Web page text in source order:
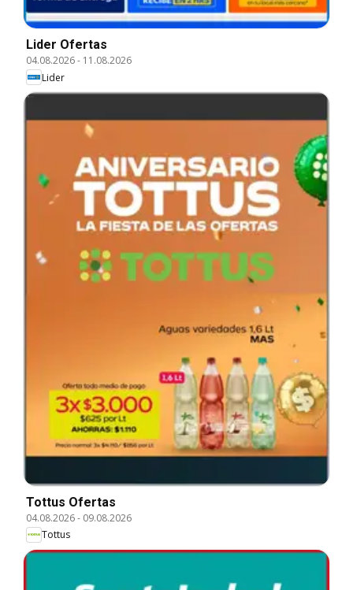
Lider Ofertas
04.08.2026- 11.08.2026
Lider
Tottus Ofertas
04.08.2026- 09.08.2026
Tottus